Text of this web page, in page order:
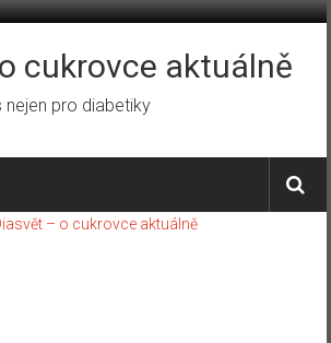
cukrovce aktuálně
pro diabetiky